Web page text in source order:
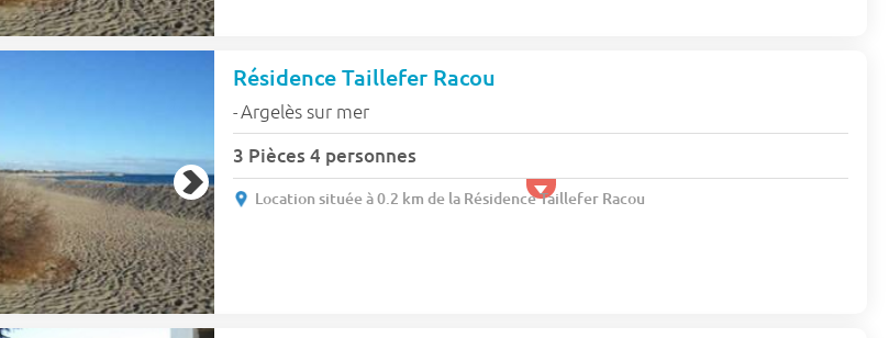
Résidence Taillefer Racou
-Argelès sur mer
3 Pièces 4 personnes
Location située à 0.2 km de la Résidence Taillefer Racou